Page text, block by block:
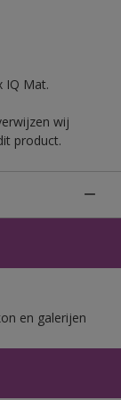
IQ Mat.
wij
product.
en galerijen